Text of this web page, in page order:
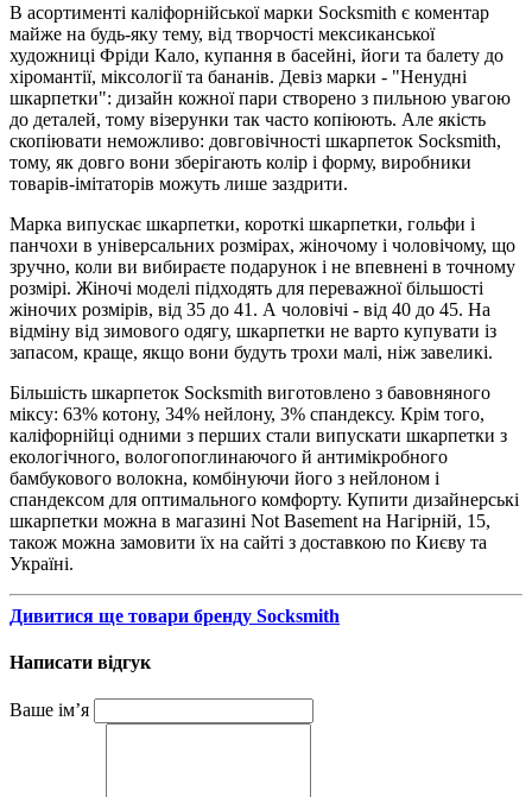
В асортименті каліфорнійської марки Socksmith є коментар
майже на будь-яку тему, від творчості мексиканської
художниці Фріди Кало, купання в басейні, йоги та балету до
хіромантії, міксології та бананів. Девіз марки - "Ненудні
шкарпетки": дизайн кожної пари створено з пильною увагою
до деталей, тому візерунки так часто копіюють. Але якість
скопіювати неможливо: довговічності шкарпеток Socksmith,
тому, як довго вони зберігають колір і форму, виробники
товарів-імітаторів можуть лише заздрити.
Марка випускає шкарпетки, короткі шкарпетки, гольфи і
панчохи в універсальних розмірах, жіночому і чоловічому, що
зручно, коли ви вибираєте подарунок і не впевнені в точному
розмірі. Жіночі моделі підходять для переважної більшості
жіночих розмірів, від 35 до 41. А чоловічі - від 40 до 45. На
відміну від зимового одягу, шкарпетки не варто купувати із
запасом, краще, якщо вони будуть трохи малі, ніж завеликі.
Більшість шкарпеток Socksmith виготовлено з бавовняного
міксу: 63% котону, 34% нейлону, 3% спандексу. Крім того,
каліфорнійці одними з перших стали випускати шкарпетки з
екологічного, вологопоглинаючого й антимікробного
бамбукового волокна, комбінуючи його з нейлоном і
спандексом для оптимального комфорту. Купити дизайнерські
шкарпетки можна в магазині Not Basement на Нагірній, 15,
також можна замовити їх на сайті з доставкою по Києву та
Україні.
Дивитися ще товари бренду Socksmith
Написати відгук
Ваше ім’я